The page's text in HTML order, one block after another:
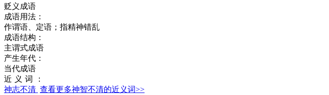
贬义成语
成语用法：
作谓语、定语；指精神错乱
成语结构：
主谓式成语
产生年代：
当代成语
近义词：
神志不清 查看更多神智不清的近义词>>